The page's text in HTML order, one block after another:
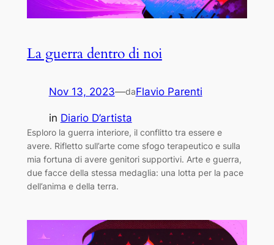
La guerra dentro di noi
Nov 13, 2023—daFlavio Parenti
in Diario D’artista
Esploro la guerra interiore, il conflitto tra essere e
avere. Rifletto sull’arte come sfogo terapeutico e sulla
mia fortuna di avere genitori supportivi. Arte e guerra,
due facce della stessa medaglia: una lotta per la pace
dell’anima e della terra.